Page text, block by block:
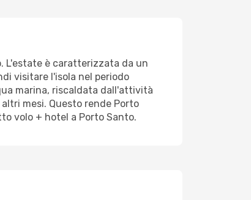
L'estate è caratterizzata da un
visitare l'isola nel periodo
marina, riscaldata dall'attività
mesi. Questo rende Porto
volo + hotel a Porto Santo.